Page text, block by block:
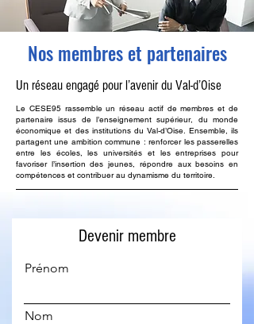
Nos membres et partenaires
Un réseau engagé pour l’avenir du Val-d’Oise
Le CESE95 rassemble un réseau actif de membres et de
partenaire issus de l’enseignement supérieur, du monde
économique et des institutions du Val-d’Oise. Ensemble, ils
partagent une ambition commune : renforcer les passerelles
entre les écoles, les universités et les entreprises pour
favoriser l’insertion des jeunes, répondre aux besoins en
compétences et contribuer au dynamisme du territoire.
Devenir membre
Prénom
Nom